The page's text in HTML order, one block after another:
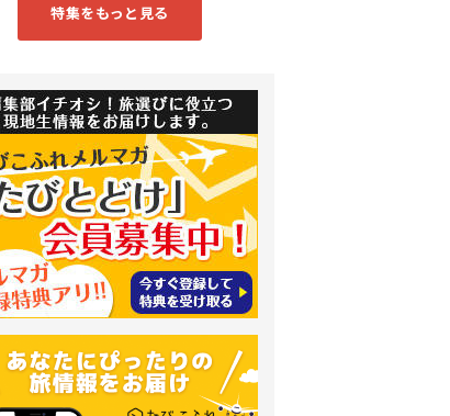
特集をもっと見る